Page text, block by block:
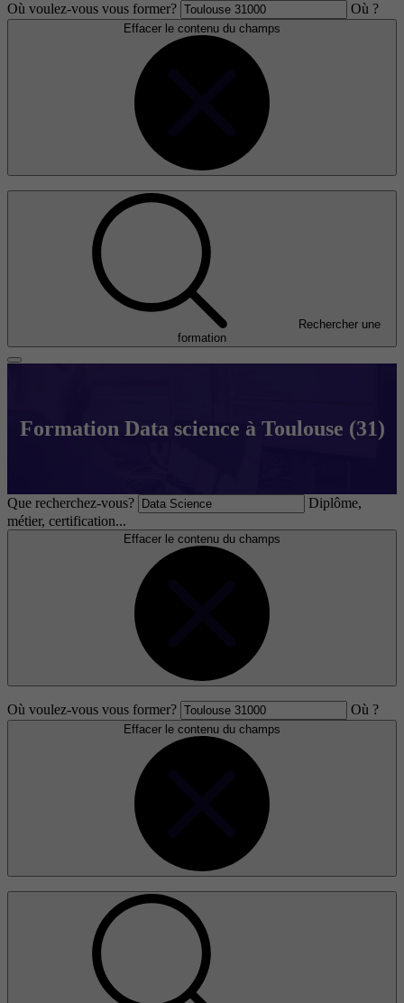
Où voulez-vous vous former? Où ?
Effacer le contenu du champs
Rechercher une
formation
Formation Data science à Toulouse (31)
Que recherchez-vous?
Diplôme,
métier, certification...
Effacer le contenu du champs
Où voulez-vous vous former? Où ?
Effacer le contenu du champs